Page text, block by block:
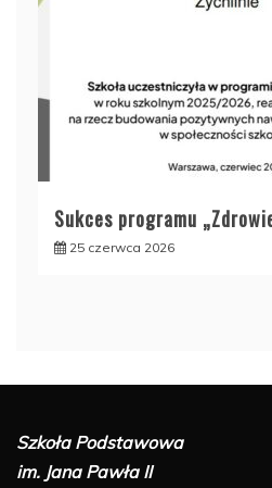
Sukces programu
25 czerwca 2026
Szkoła Podstawowa
im. Jana Pawła II